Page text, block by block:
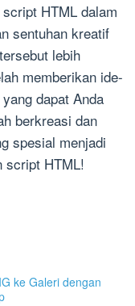
HTML dalam
sentuhan kreatif
lebih
memberikan ide-
dapat Anda
berkreasi dan
spesial menjadi
script HTML!
ke Galeri dengan